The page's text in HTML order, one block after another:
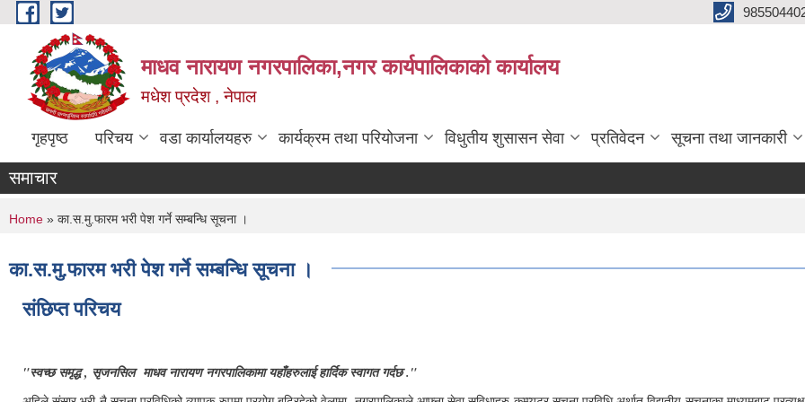
Skip to main content
माधव नारायण नगरपालिका,नगर कार्यपालिकाको कार्यालय
मधेश प्रदेश , नेपाल
गृहपृष्ठ परिचय वडा कार्यालयहरु कार्यक्रम तथा परियोजना विधुतीय शुसासन सेवा प्रतिवेदन सूचना तथा जानकारी
समाचार
You are here
Home » का.स.मु.फारम भरी पेश गर्ने सम्बन्धि सूचना ।
का.स.मु.फारम भरी पेश गर्ने सम्बन्धि सूचना ।
संछिप्त परिचय
"स्वच्छ समृद्ध , सृजनसिल माधव नारायण नगरपालिकामा यहाँहरुलाई हार्दिक स्वागत गर्दछ ."